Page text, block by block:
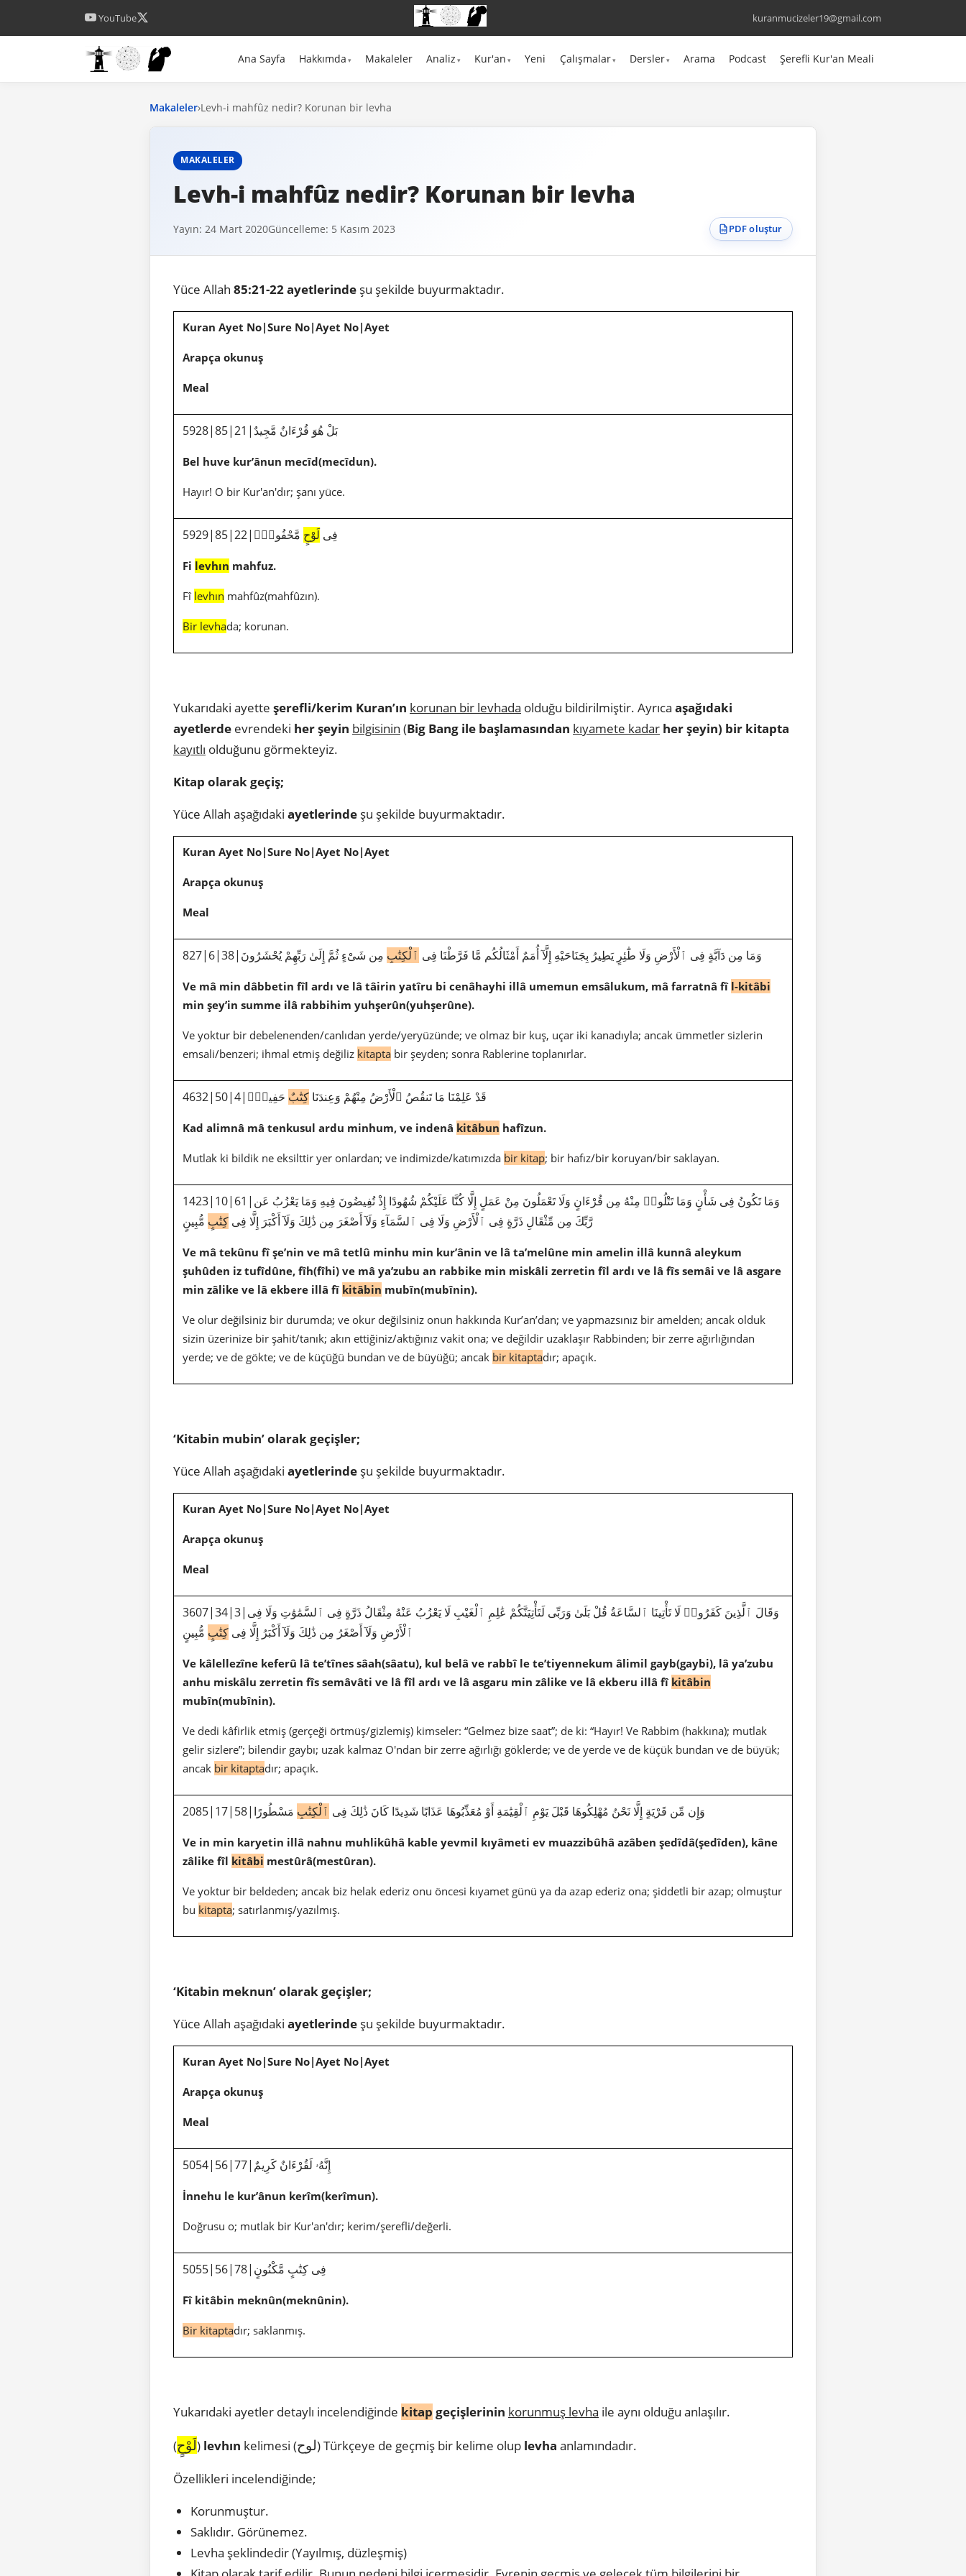
YouTube kuranmucizeler19@gmail.com
Ana Sayfa Hakkımda Makaleler Analiz Kur'an Yeni Çalışmalar Dersler Arama Podcast Şerefli Kur'an Meali
Makaleler›Levh-i mahfûz nedir? Korunan bir levha
MAKALELER
Levh-i mahfûz nedir? Korunan bir levha
Yayın: 24 Mart 2020Güncelleme: 5 Kasım 2023 PDF oluştur
Yüce Allah 85:21-22 ayetlerinde şu şekilde buyurmaktadır.
Kuran Ayet No|Sure No|Ayet No|Ayet
Arapça okunuş
Meal
5928|85|21|بَلْ هُوَ قُرْءَانٌ مَّجِيدٌ
Bel huve kur’ânun mecîd(mecîdun).
Hayır! O bir Kur'an'dır; şanı yüce.
5929|85|22|فِى لَوْحٍ مَّحْفُوظٍۭ
Fi levhın mahfuz.
Fî levhın mahfûz(mahfûzın).
Bir levhada; korunan.
Yukarıdaki ayette şerefli/kerim Kuran’ın korunan bir levhada olduğu bildirilmiştir. Ayrıca aşağıdaki
ayetlerde evrendeki her şeyin bilgisinin (Big Bang ile başlamasından kıyamete kadar her şeyin) bir kitapta
kayıtlı olduğunu görmekteyiz.
Kitap olarak geçiş;
Yüce Allah aşağıdaki ayetlerinde şu şekilde buyurmaktadır.
Kuran Ayet No|Sure No|Ayet No|Ayet
Arapça okunuş
Meal
827|6|38|وَمَا مِن دَآبَّةٍ فِى ٱلْأَرْضِ وَلَا طَٰٓئِرٍ يَطِيرُ بِجَنَاحَيْهِ إِلَّآ أُمَمٌ أَمْثَالُكُم مَّا فَرَّطْنَا فِى ٱلْكِتَٰبِ مِن شَىْءٍ ثُمَّ إِلَىٰ رَبِّهِمْ يُحْشَرُونَ
Ve mâ min dâbbetin fîl ardı ve lâ tâirin yatîru bi cenâhayhi illâ umemun emsâlukum, mâ farratnâ fî l-kitâbi
min şey’in summe ilâ rabbihim yuhşerûn(yuhşerûne).
Ve yoktur bir debelenenden/canlıdan yerde/yeryüzünde; ve olmaz bir kuş, uçar iki kanadıyla; ancak ümmetler sizlerin
emsali/benzeri; ihmal etmiş değiliz kitapta bir şeyden; sonra Rablerine toplanırlar.
4632|50|4|قَدْ عَلِمْنَا مَا تَنقُصُ ٱلْأَرْضُ مِنْهُمْ وَعِندَنَا كِتَٰبٌ حَفِيظٌۢ
Kad alimnâ mâ tenkusul ardu minhum, ve indenâ kitâbun hafîzun.
Mutlak ki bildik ne eksilttir yer onlardan; ve indimizde/katımızda bir kitap; bir hafız/bir koruyan/bir saklayan.
1423|10|61|وَمَا تَكُونُ فِى شَأْنٍ وَمَا تَتْلُوا۟ مِنْهُ مِن قُرْءَانٍ وَلَا تَعْمَلُونَ مِنْ عَمَلٍ إِلَّا كُنَّا عَلَيْكُمْ شُهُودًا إِذْ تُفِيضُونَ فِيهِ وَمَا يَعْزُبُ عَن
رَّبِّكَ مِن مِّثْقَالِ ذَرَّةٍ فِى ٱلْأَرْضِ وَلَا فِى ٱلسَّمَآءِ وَلَآ أَصْغَرَ مِن ذَٰلِكَ وَلَآ أَكْبَرَ إِلَّا فِى كِتَٰبٍ مُّبِينٍ
Ve mâ tekûnu fî şe’nin ve mâ tetlû minhu min kur’ânin ve lâ ta’melûne min amelin illâ kunnâ aleykum
şuhûden iz tufîdûne, fîh(fîhi) ve mâ ya’zubu an rabbike min miskâli zerretin fîl ardı ve lâ fîs semâi ve lâ asgare
min zâlike ve lâ ekbere illâ fî kitâbin mubîn(mubînin).
Ve olur değilsiniz bir durumda; ve okur değilsiniz onun hakkında Kur’an’dan; ve yapmazsınız bir amelden; ancak olduk
sizin üzerinize bir şahit/tanık; akın ettiğiniz/aktığınız vakit ona; ve değildir uzaklaşır Rabbinden; bir zerre ağırlığından
yerde; ve de gökte; ve de küçüğü bundan ve de büyüğü; ancak bir kitaptadır; apaçık.
‘Kitabin mubin’ olarak geçişler;
Yüce Allah aşağıdaki ayetlerinde şu şekilde buyurmaktadır.
Kuran Ayet No|Sure No|Ayet No|Ayet
Arapça okunuş
Meal
3607|34|3|وَقَالَ ٱلَّذِينَ كَفَرُوا۟ لَا تَأْتِينَا ٱلسَّاعَةُ قُلْ بَلَىٰ وَرَبِّى لَتَأْتِيَنَّكُمْ عَٰلِمِ ٱلْغَيْبِ لَا يَعْزُبُ عَنْهُ مِثْقَالُ ذَرَّةٍ فِى ٱلسَّمَٰوَٰتِ وَلَا فِى
ٱلْأَرْضِ وَلَآ أَصْغَرُ مِن ذَٰلِكَ وَلَآ أَكْبَرُ إِلَّا فِى كِتَٰبٍ مُّبِينٍ
Ve kâlellezîne keferû lâ te’tînes sâah(sâatu), kul belâ ve rabbî le te’tiyennekum âlimil gayb(gaybi), lâ ya’zubu
anhu miskâlu zerretin fîs semâvâti ve lâ fîl ardı ve lâ asgaru min zâlike ve lâ ekberu illâ fî kitâbin
mubîn(mubînin).
Ve dedi kâfirlik etmiş (gerçeği örtmüş/gizlemiş) kimseler: “Gelmez bize saat”; de ki: “Hayır! Ve Rabbim (hakkına); mutlak
gelir sizlere”; bilendir gaybı; uzak kalmaz O'ndan bir zerre ağırlığı göklerde; ve de yerde ve de küçük bundan ve de büyük;
ancak bir kitaptadır; apaçık.
2085|17|58|وَإِن مِّن قَرْيَةٍ إِلَّا نَحْنُ مُهْلِكُوهَا قَبْلَ يَوْمِ ٱلْقِيَٰمَةِ أَوْ مُعَذِّبُوهَا عَذَابًا شَدِيدًا كَانَ ذَٰلِكَ فِى ٱلْكِتَٰبِ مَسْطُورًا
Ve in min karyetin illâ nahnu muhlikûhâ kable yevmil kıyâmeti ev muazzibûhâ azâben şedîdâ(şedîden), kâne
zâlike fîl kitâbi mestûrâ(mestûran).
Ve yoktur bir beldeden; ancak biz helak ederiz onu öncesi kıyamet günü ya da azap ederiz ona; şiddetli bir azap; olmuştur
bu kitapta; satırlanmış/yazılmış.
‘Kitabin meknun’ olarak geçişler;
Yüce Allah aşağıdaki ayetlerinde şu şekilde buyurmaktadır.
Kuran Ayet No|Sure No|Ayet No|Ayet
Arapça okunuş
Meal
5054|56|77|إِنَّهُۥ لَقُرْءَانٌ كَرِيمٌ
İnnehu le kur’ânun kerîm(kerîmun).
Doğrusu o; mutlak bir Kur'an'dır; kerim/şerefli/değerli.
5055|56|78|فِى كِتَٰبٍ مَّكْنُونٍ
Fî kitâbin meknûn(meknûnin).
Bir kitaptadır; saklanmış.
Yukarıdaki ayetler detaylı incelendiğinde kitap geçişlerinin korunmuş levha ile aynı olduğu anlaşılır.
(لَوْحٍ) levhın kelimesi (لوح) Türkçeye de geçmiş bir kelime olup levha anlamındadır.
Özellikleri incelendiğinde;
Korunmuştur.
Saklıdır. Görünemez.
Levha şeklindedir (Yayılmış, düzleşmiş)